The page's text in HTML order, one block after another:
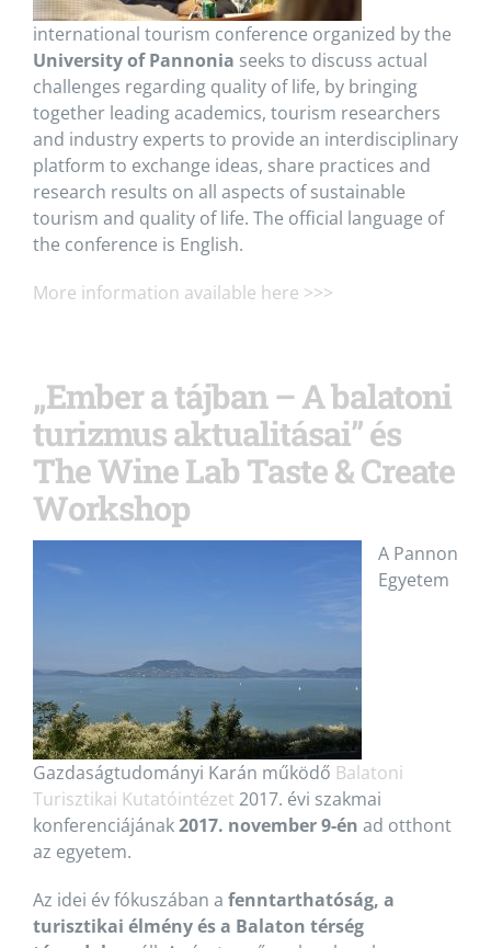
international tourism conference organized by the
University of Pannonia seeks to discuss actual
challenges regarding quality of life, by bringing
together leading academics, tourism researchers
and industry experts to provide an interdisciplinary
platform to exchange ideas, share practices and
research results on all aspects of sustainable
tourism and quality of life. The official language of
the conference is English.
More information available here >>>
„Ember a tájban – A balatoni
turizmus aktualitásai” és
The Wine Lab Taste & Create
Workshop
A Pannon
Egyetem
Gazdaságtudományi Karán működő Balatoni
Turisztikai Kutatóintézet 2017. évi szakmai
konferenciájának2017. november 9-én ad otthont
az egyetem.
Az idei év fókuszában a fenntarthatóság, a
turisztikai élmény és a Balaton térség